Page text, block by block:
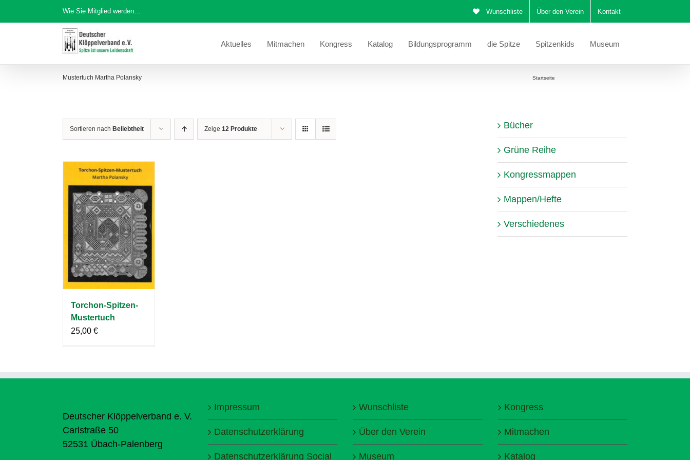
Inhalt
Wie Sie Mitglied werden… Wunschliste Über den Verein Kontakt
Aktuelles Mitmachen Kongress Katalog Bildungsprogramm die Spitze Spitzenkids Museum
Mustertuch Martha Polansky Startseite
Sortieren nach Beliebtheit Zeige 12 Produkte
Torchon-Spitzen-
Mustertuch
25,00 €
Bücher
Grüne Reihe
Kongressmappen
Mappen/Hefte
Verschiedenes
Deutscher Klöppelverband e. V.
Carlstraße 50
52531 Übach-Palenberg
Impressum
Datenschutzerklärung
Datenschutzerklärung Social
Wunschliste
Über den Verein
Museum
Kongress
Mitmachen
Katalog